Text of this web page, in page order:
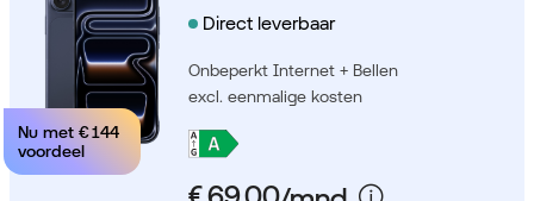
Nu met € 144
voordeel
Direct leverbaar
Onbeperkt Internet + Bellen
excl. eenmalige kosten